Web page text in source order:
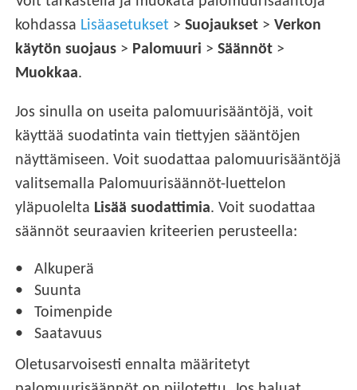
kohdassa Lisäasetukset >Suojaukset >Verkon
käytön suojaus > Palomuuri >Säännöt >
Muokkaa.
Jos sinulla on useita palomuurisääntöjä, voit
käyttää suodatinta vain tiettyjen sääntöjen
näyttämiseen. Voit suodattaa palomuurisääntöjä
valitsemalla Palomuurisäännöt-luettelon
yläpuolelta Lisää suodattimia. Voit suodattaa
säännöt seuraavien kriteerien perusteella:
Alkuperä
Suunta
Toimenpide
Saatavuus
Oletusarvoisesti ennalta määritetyt